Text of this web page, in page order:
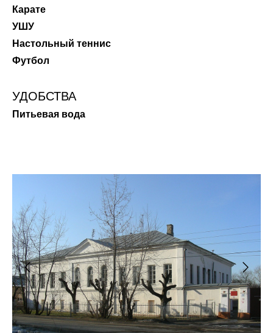
Карате
УШУ
Настольный теннис
Футбол
УДОБСТВА
Питьевая вода